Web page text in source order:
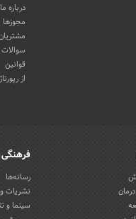
درباره ما
مجوزها
قوانین
از
فرهنگی
رسانه‌ها
نشریات
سینما و